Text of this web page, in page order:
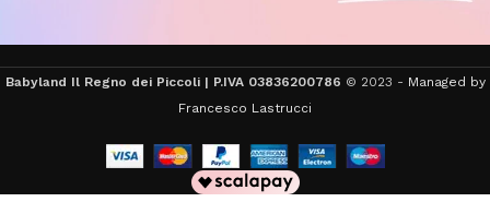
Babyland Il Regno dei Piccoli | P.IVA 03836200786 © 2023 - Managed by
Francesco Lastrucci